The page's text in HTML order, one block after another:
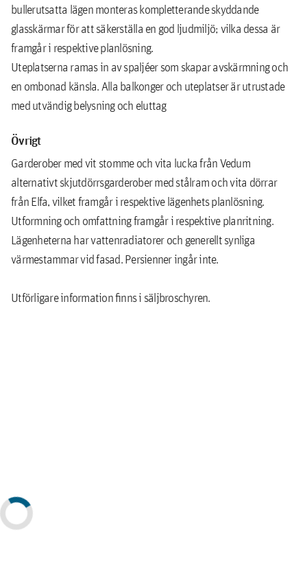
bullerutsatta lägen monteras kompletterande skyddande
glasskärmar för att säkerställa en god ljudmiljö; vilka dessa är
framgår i respektive planlösning.
Uteplatserna ramas in av spaljéer som skapar avskärmning och
en ombonad känsla. Alla balkonger och uteplatser är utrustade
med utvändig belysning och eluttag
Övrigt
Garderober med vit stomme och vita lucka från Vedum
alternativt skjutdörrsgarderober med stålram och vita dörrar
från Elfa, vilket framgår i respektive lägenhets planlösning.
Utformning och omfattning framgår i respektive planritning.
Lägenheterna har vattenradiatorer och generellt synliga
värmestammar vid fasad. Persienner ingår inte.
Utförligare information ﬁnns i säljbroschyren.